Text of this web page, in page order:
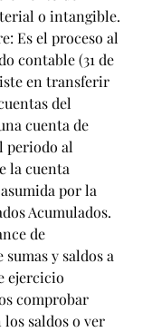
o intangible.
Es el proceso al
contable (31 de
en transferir
del
cuenta de
periodo al
la cuenta
por la
Acumulados.
de
y saldos a
ejercicio
comprobar
saldos o ver